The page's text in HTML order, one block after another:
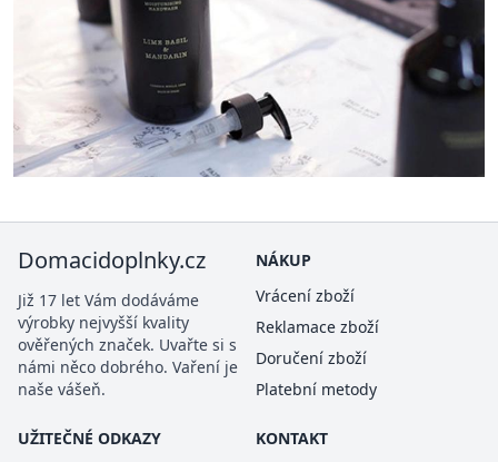
Domacidoplnky.cz
Již 17 let Vám dodáváme
výrobky nejvyšší kvality
ověřených značek. Uvařte si s
námi něco dobrého. Vaření je
naše vášeň.
NÁKUP
Vrácení zboží
Reklamace zboží
Doručení zboží
Platební metody
UŽITEČNÉ ODKAZY
KONTAKT